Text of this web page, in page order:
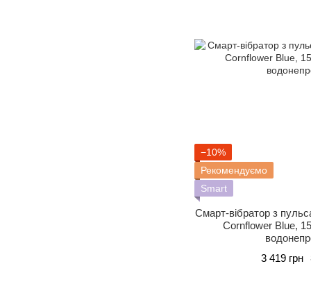
−10%
Рекомендуємо
Smart
Смарт-вібратор з
Cornflower Blue,
3 419 грн